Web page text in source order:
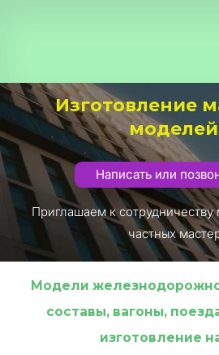
Изготовление
моделей
Написать или
Приглашаем к сотрудничеству
частных
Модели
составы, вагоны,
изготовление